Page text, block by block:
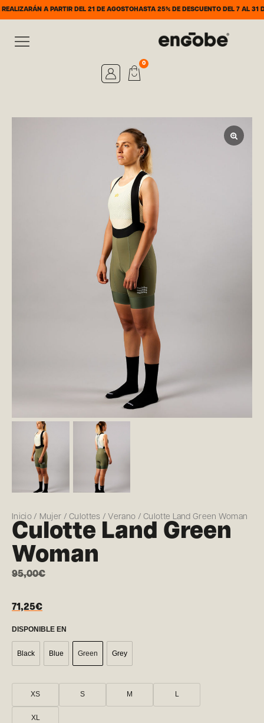
A PARTIR DEL 21 DE AGOSTOHASTA 25% DE DESCUENTO DEL 7 AL 31 DE
0
Inicio/ Mujer /Culottes / Verano / Culotte Land Green Woman
Culotte Land Green
Woman
95,00€
71,25€
DISPONIBLE EN
Black Blue Green Grey
XS S M L
XL